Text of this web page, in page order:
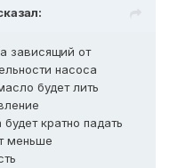
зависящий от
насоса
будет лить
кратно падать
меньше